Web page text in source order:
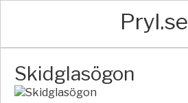
Pryl.se
Skidglasögon